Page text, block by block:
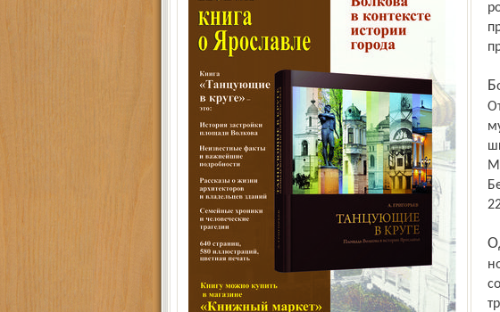
Большой интерес проявляют школьники и к темам, связанным с Великой
Один из местных фронтовиков Алексей Гаврилович Пичугин прошёл не только войну,